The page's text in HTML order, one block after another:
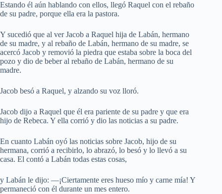
Estando él aún hablando con ellos, llegó Raquel con el rebaño
de su padre, porque ella era la pastora.
Y sucedió que al ver Jacob a Raquel hija de Labán, hermano
de su madre, y al rebaño de Labán, hermano de su madre, se
acercó Jacob y removió la piedra que estaba sobre la boca del
pozo y dio de beber al rebaño de Labán, hermano de su
madre.
Jacob besó a Raquel, y alzando su voz lloró.
Jacob dijo a Raquel que él era pariente de su padre y que era
hijo de Rebeca. Y ella corrió y dio las noticias a su padre.
En cuanto Labán oyó las noticias sobre Jacob, hijo de su
hermana, corrió a recibirlo, lo abrazó, lo besó y lo llevó a su
casa. El contó a Labán todas estas cosas,
y Labán le dijo: —¡Ciertamente eres hueso mío y carne mía! Y
permaneció con él durante un mes entero.